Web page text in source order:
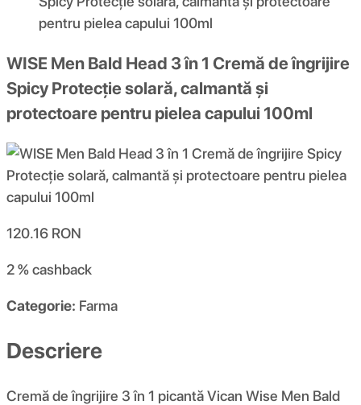
pentru pielea capului 100ml
WISE Men Bald Head 3 în 1 Cremă de îngrijire
Spicy Protecție solară, calmantă și
protectoare pentru pielea capului 100ml
120.16 RON
2 %cashback
Categorie: Farma
Descriere
Cremă de îngrijire 3 în 1 picantă Vican Wise Men Bald